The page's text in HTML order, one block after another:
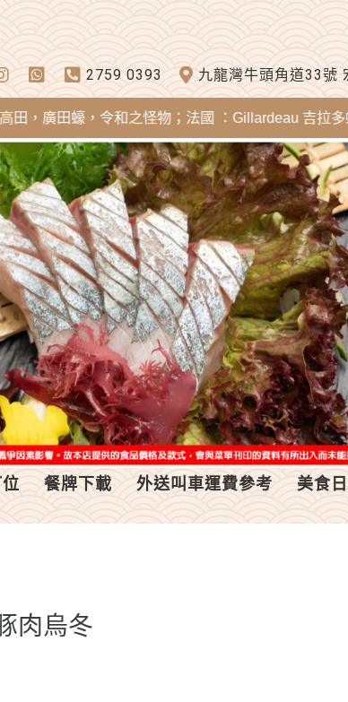
2759 0393 九龍灣牛頭角道33號
，令和之怪物；法國 ：Gillardeau 吉拉多蠔，
餐牌下載 外送叫車運費參考 美食
肉烏冬